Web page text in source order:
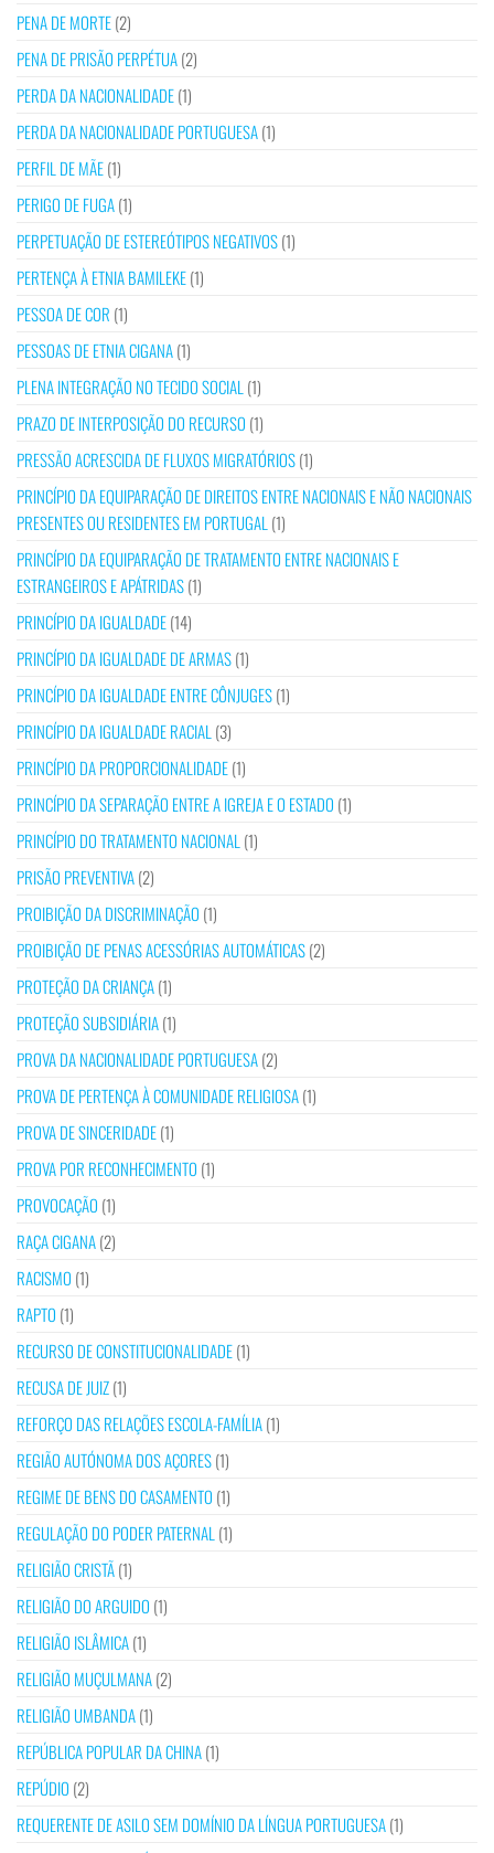
PENA DE MORTE(2)
PENA DE PRISÃO PERPÉTUA(2)
PERDA DA NACIONALIDADE(1)
PERDA DA NACIONALIDADE PORTUGUESA(1)
PERFIL DE MÃE(1)
PERIGO DE FUGA(1)
PERPETUAÇÃO DE ESTEREÓTIPOS NEGATIVOS(1)
PERTENÇA À ETNIA BAMILEKE(1)
PESSOA DE COR (1)
PESSOAS DE ETNIA CIGANA(1)
PLENA INTEGRAÇÃO NO TECIDO SOCIAL (1)
PRAZO DE INTERPOSIÇÃO DO RECURSO (1)
PRESSÃO ACRESCIDA DE FLUXOS MIGRATÓRIOS(1)
PRINCÍPIO DA EQUIPARAÇÃO DE DIREITOS ENTRE NACIONAIS E NÃO NACIONAIS
PRESENTES OU RESIDENTES EM PORTUGAL (1)
PRINCÍPIO DA EQUIPARAÇÃO DE TRATAMENTO ENTRE NACIONAIS E
ESTRANGEIROS E APÁTRIDAS(1)
PRINCÍPIO DA IGUALDADE(14)
PRINCÍPIO DA IGUALDADE DE ARMAS(1)
PRINCÍPIO DA IGUALDADE ENTRE CÔNJUGES(1)
PRINCÍPIO DA IGUALDADE RACIAL (3)
PRINCÍPIO DA PROPORCIONALIDADE(1)
PRINCÍPIO DA SEPARAÇÃO ENTRE A IGREJA E O ESTADO (1)
PRINCÍPIO DO TRATAMENTO NACIONAL (1)
PRISÃO PREVENTIVA(2)
PROIBIÇÃO DA DISCRIMINAÇÃO (1)
PROIBIÇÃO DE PENAS ACESSÓRIAS AUTOMÁTICAS(2)
PROTEÇÃO DA CRIANÇA(1)
PROTEÇÃO SUBSIDIÁRIA(1)
PROVA DA NACIONALIDADE PORTUGUESA(2)
PROVA DE PERTENÇA À COMUNIDADE RELIGIOSA(1)
PROVA DE SINCERIDADE(1)
PROVA POR RECONHECIMENTO (1)
PROVOCAÇÃO (1)
RAÇA CIGANA(2)
RACISMO (1)
RAPTO (1)
RECURSO DE CONSTITUCIONALIDADE(1)
RECUSA DE JUIZ(1)
REFORÇO DAS RELAÇÕES ESCOLA-FAMÍLIA(1)
REGIÃO AUTÓNOMA DOS AÇORES(1)
REGIME DE BENS DO CASAMENTO (1)
REGULAÇÃO DO PODER PATERNAL (1)
RELIGIÃO CRISTÃ(1)
RELIGIÃO DO ARGUIDO (1)
RELIGIÃO ISLÂMICA(1)
RELIGIÃO MUÇULMANA(2)
RELIGIÃO UMBANDA(1)
REPÚBLICA POPULAR DA CHINA(1)
REPÚDIO (2)
REQUERENTE DE ASILO SEM DOMÍNIO DA LÍNGUA PORTUGUESA(1)